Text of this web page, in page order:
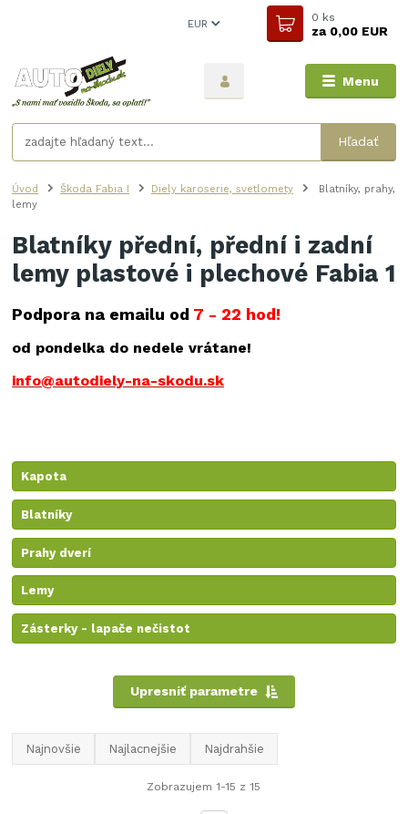
Menu
EUR
Hľadať
0 ks
za0,00 EUR
Úvod Škoda Fabia I Diely karoserie, svetlomety
Blatníky, prahy,
lemy
Blatníky přední, přední i zadní
lemy plastové i plechové Fabia 1
Podpora na emailu od 7 - 22 hod!
od pondelka do nedele vrátane!
info@autodiely-na-skodu.sk
Kapota
Blatníky
Prahy dverí
Lemy
Zásterky - lapače nečistot
Upresniť parametre
Najnovšie Najlacnejšie Najdrahšie
Zobrazujem 1-15 z 15